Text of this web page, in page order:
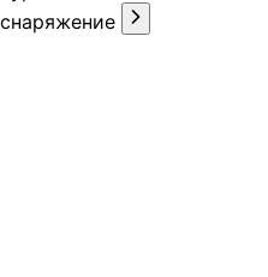
снаряжение